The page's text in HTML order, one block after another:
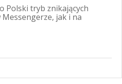
Polski tryb znikających
jak i na